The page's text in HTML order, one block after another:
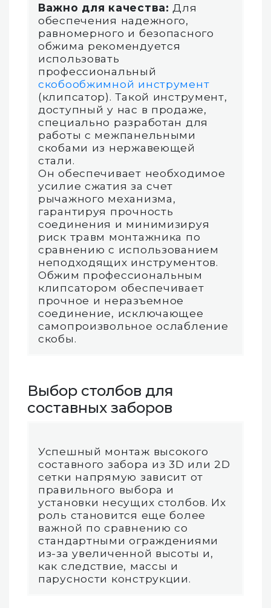
Важно для качества: Для
обеспечения надежного,
равномерного и безопасного
обжима рекомендуется
использовать
профессиональный
скобообжимной инструмент
(клипсатор). Такой инструмент,
доступный у нас в продаже,
специально разработан для
работы с межпанельными
скобами из нержавеющей
стали.
Он обеспечивает необходимое
усилие сжатия за счет
рычажного механизма,
гарантируя прочность
соединения и минимизируя
риск травм монтажника по
сравнению с использованием
неподходящих инструментов.
Обжим профессиональным
клипсатором обеспечивает
прочное и неразъемное
соединение, исключающее
самопроизвольное ослабление
скобы.
Выбор столбов для
составных заборов
Успешный монтаж высокого
составного забора из 3D или 2D
сетки напрямую зависит от
правильного выбора и
установки несущих столбов. Их
роль становится еще более
важной по сравнению со
стандартными ограждениями
из-за увеличенной высоты и,
как следствие, массы и
парусности конструкции.